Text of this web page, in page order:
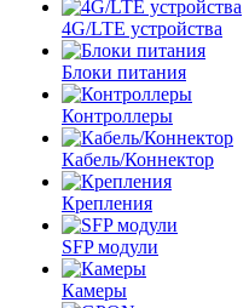
4G/LTE устройства
Блоки питания
Контроллеры
Кабель/Коннектор
Крепления
SFP модули
Камеры